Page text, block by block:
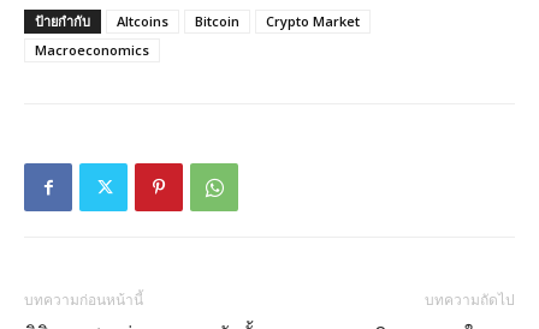
ป้ายกำกับ Altcoins Bitcoin
Crypto Market
Macroeconomics
บทความก่อนหน้านี้ บทความถัดไป